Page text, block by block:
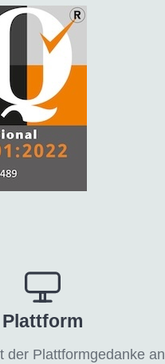
Plattform
der Plattformgedanke an